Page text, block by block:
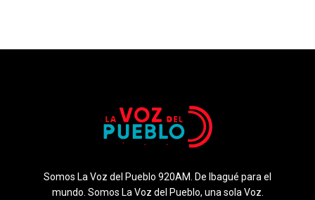
Somos La Voz del Pueblo 920AM. De Ibagué para el
mundo. Somos La Voz del Pueblo, una sola Voz.